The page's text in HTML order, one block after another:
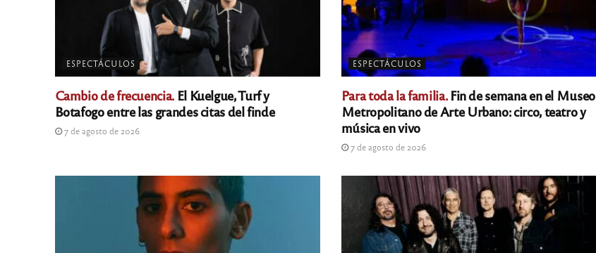
ESPECTÁCULOS
Cambio de frecuencia.El Kuelgue, Turf y
Botafogo entre las grandes citas del finde
7 de agosto de 2026
ESPECTÁCULOS
Para toda la familia.Fin de semana en el Museo
Metropolitano de Arte Urbano: circo, teatro y
música en vivo
7 de agosto de 2026